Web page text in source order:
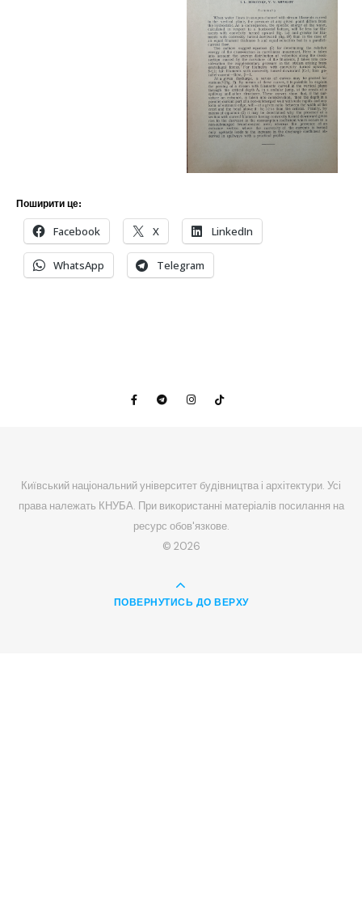
Поширити це:
Facebook X LinkedIn
WhatsApp Telegram
Київський національний університет будівництва і архітектури. Усі
права належать КНУБА. При використанні матеріалів посилання на
ресурс обов'язкове.
© 2026
ПОВЕРНУТИСЬ ДО ВЕРХУ